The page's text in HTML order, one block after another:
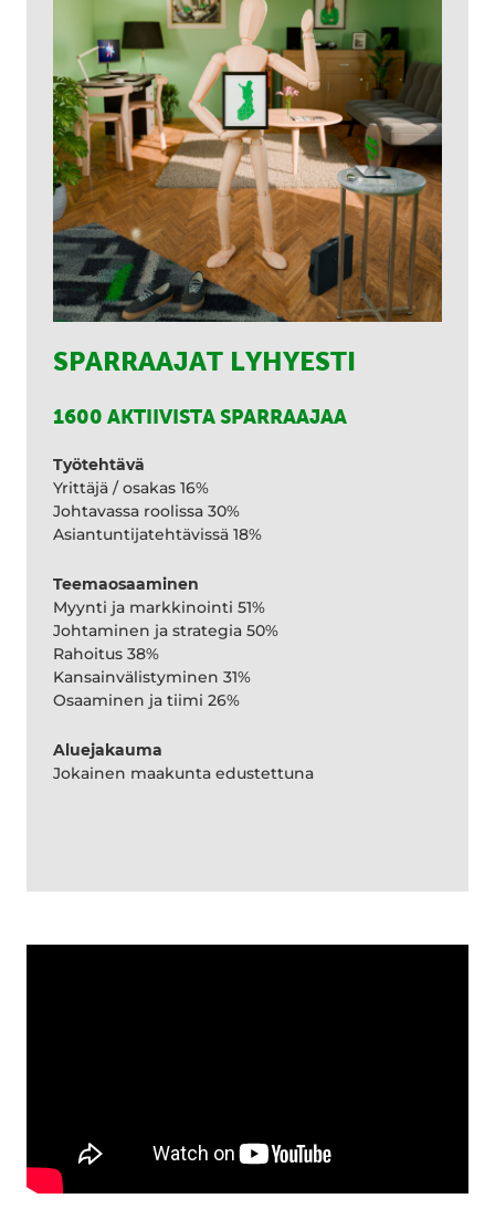
SPARRAAJAT LYHYESTI
1600 AKTIIVISTA SPARRAAJAA
Työtehtävä
Yrittäjä / osakas 16%
Johtavassa roolissa 30%
Asiantuntijatehtävissä 18%
Teemaosaaminen
Myynti ja markkinointi 51%
Johtaminen ja strategia 50%
Rahoitus 38%
Kansainvälistyminen 31%
Osaaminen ja tiimi 26%
Aluejakauma
Jokainen maakunta edustettuna